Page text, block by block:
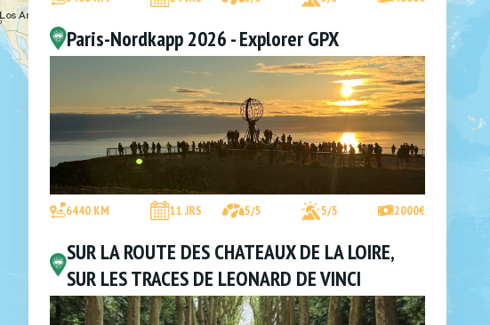
2
Paris-Nordkapp 2026 - Explorer GPX
6440 KM 11 JRS 5/5 5/5 2000€
SUR LA ROUTE DES CHATEAUX DE LA LOIRE,
SUR LES TRACES DE LEONARD DE VINCI